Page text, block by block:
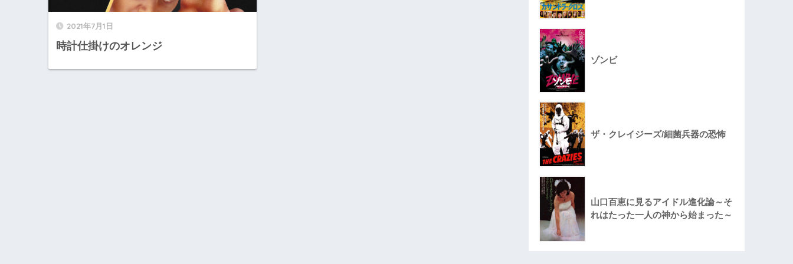
2021年7月1日
時計仕掛けのオレンジ
ゾンビ
ザ・クレイジーズ/細菌兵器の恐怖
山口百恵に見るアイドル進化論～そ
れはたった一人の神から始まった～